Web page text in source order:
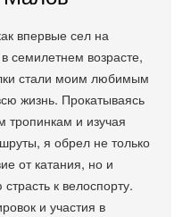
впервые сел на
семилетнем возрасте,
стали моим любимым
жизнь. Прокатываясь
тропинкам и изучая
я обрел не только
от катания, но и
к велоспорту.
и участия в